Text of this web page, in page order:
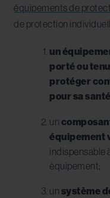
équipements de
de protection
un
porté ou
protéger
pour sa
un
équipement
indispensable
équipement;
un système